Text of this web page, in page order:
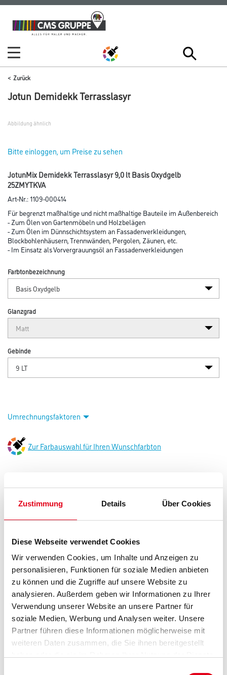
Zustimmung Details Über Cookies
Diese Webseite verwendet Cookies
Wir verwenden Cookies, um Inhalte und Anzeigen zu
personalisieren, Funktionen für soziale Medien anbieten
zu können und die Zugriffe auf unsere Website zu
analysieren. Außerdem geben wir Informationen zu Ihrer
Verwendung unserer Website an unsere Partner für
soziale Medien, Werbung und Analysen weiter. Unsere
Partner führen diese Informationen möglicherweise mit
weiteren Daten zusammen, die Sie ihnen bereitgestellt
Zum
Inhalt
Zum
Navigationsmenü
Zurück
Jotun Demidekk Terrasslasyr
Abbildung ähnlich
Bitte einloggen, um Preise zu sehen
25ZMYTKVA
Für begrenzt maßhaltige und nicht maßhaltige Bauteile im Außenbereich
- Zum Ölen von Gartenmöbeln und Holzbelägen
- Zum Ölen im Dünnschichtsystem an Fassadenverkleidungen,
Glanzgrad
Gebinde
Umrechnungsfaktoren